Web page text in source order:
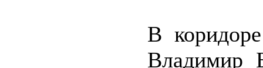
В
Владимир